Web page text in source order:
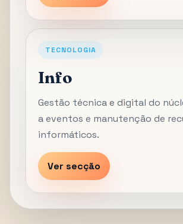
TECNOLOGIA
Info
Gestão técnica e digital do
a eventos e manutenção de
informáticos.
Ver secção